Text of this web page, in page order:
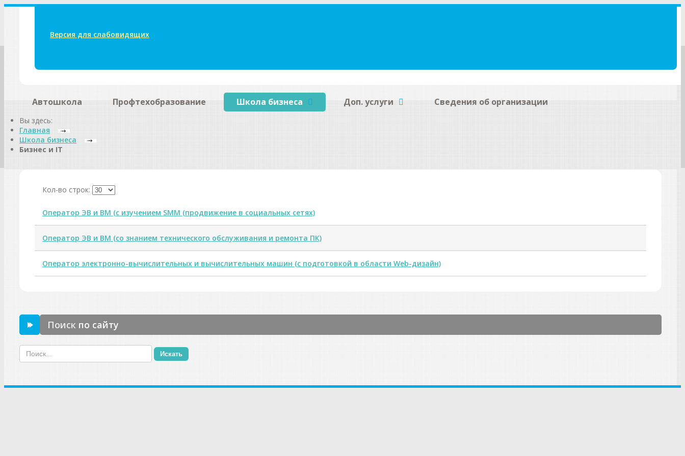
Версия для слабовидящих
Автошкола Профтехобразование Школа бизнеса Доп. услуги Сведения об организации
Вы здесь:
Главная
Школа бизнеса
Бизнес и IT
Кол-во строк:
Оператор ЭВ и ВМ (с изучением SMM (продвижение в социальных сетях)
Оператор ЭВ и ВМ (со знанием технического обслуживания и ремонта ПК)
Оператор электронно-вычислительных и вычислительных машин (с подготовкой в области Web-дизайн)
Поиск по сайту
Искать